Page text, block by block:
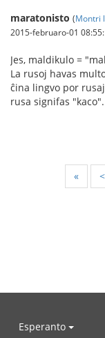
maratonisto (Montri
2015-februaro-01
Jes, maldikulo =
La rusoj havas
ĉina lingvo por
rusa signifas "kaco".
« <
Esperanto